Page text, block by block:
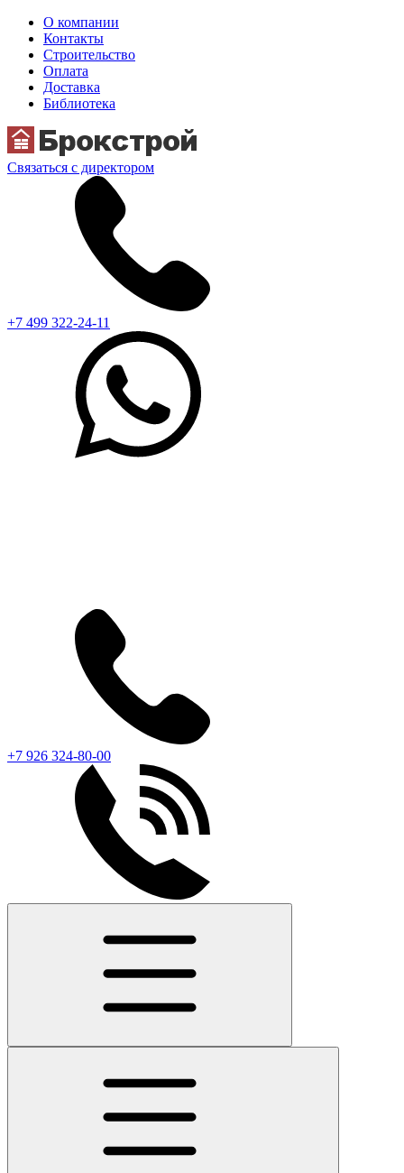
О компании
Контакты
Строительство
Оплата
Доставка
Библиотека
Связаться с директором
+7 499 322-24-11
+7 926 324-80-00